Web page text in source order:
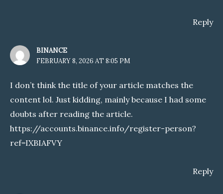
Reply
BINANCE
FEBRUARY 8, 2026 AT 8:05 PM
I don’t think the title of your article matches the
content lol. Just kidding, mainly because I had some
doubts after reading the article.
https://accounts.binance.info/register-person?
ref=IXBIAFVY
Reply